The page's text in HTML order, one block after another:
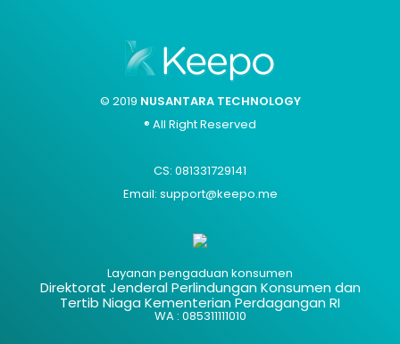
© 2019 NUSANTARA TECHNOLOGY
® All Right Reserved
CS: 081331729141
Email: support@keepo.me
Layanan pengaduan konsumen
Direktorat Jenderal Perlindungan Konsumen dan
Tertib Niaga Kementerian Perdagangan RI
WA : 085311111010